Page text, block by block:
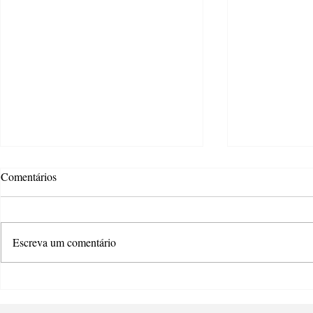
Comentários
Escreva um comentário